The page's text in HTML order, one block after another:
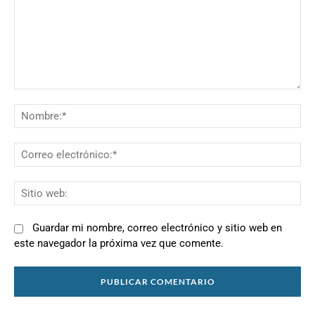
Guardar mi nombre, correo electrónico y sitio web en
este navegador la próxima vez que comente.